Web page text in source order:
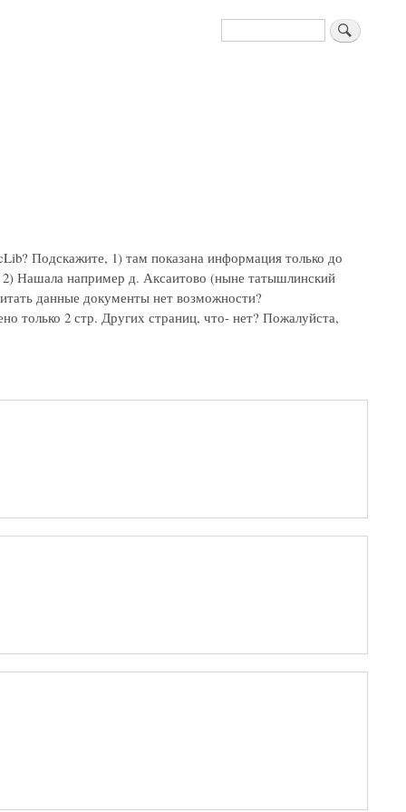
Поиск
Подскажите, 1) там показана информация только до
2) Нашала например д. Аксаитово (ныне татышлинский
данные документы нет возможности?
только 2 стр. Других страниц, что- нет? Пожалуйста,